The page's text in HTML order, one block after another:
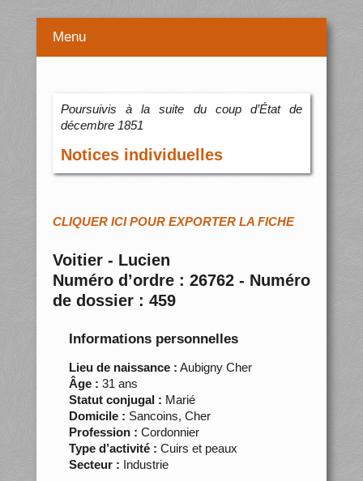
Menu
Poursuivis à la suite du coup d’État de
décembre 1851
Notices individuelles
CLIQUER ICI POUR EXPORTER LA FICHE
Voitier - Lucien
Numéro d’ordre : 26762 - Numéro
de dossier : 459
Informations personnelles
Lieu de naissance : Aubigny Cher
Âge : 31 ans
Statut conjugal : Marié
Domicile : Sancoins, Cher
Profession : Cordonnier
Type d’activité : Cuirs et peaux
Secteur : Industrie